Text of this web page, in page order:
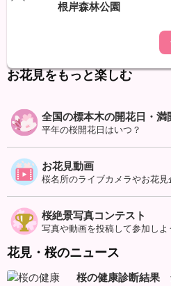
根岸森林公園
お花見をもっと楽しむ
全国の標本木の開花日・満
平年の桜開花日はいつ？
お花見動画
桜名所のライブカメラやお花見
桜絶景写真コンテスト
写真や動画を投稿して参加しよ
花見・桜のニュース
桜の健康診断結果